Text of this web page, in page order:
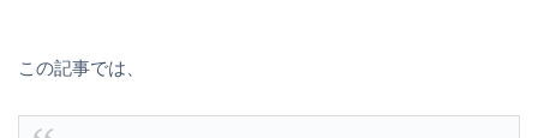
この記事では、